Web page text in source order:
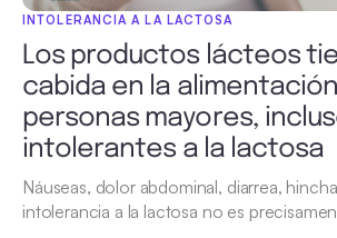
INTOLERANCIA A LA LACTOSA
Los productos lácteos
cabida en la
personas mayores,
intolerantes a la lactosa
Náuseas, dolor abdominal, diarrea,
intolerancia a la lactosa no es